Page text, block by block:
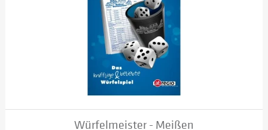
Würfelmeister - Meißen